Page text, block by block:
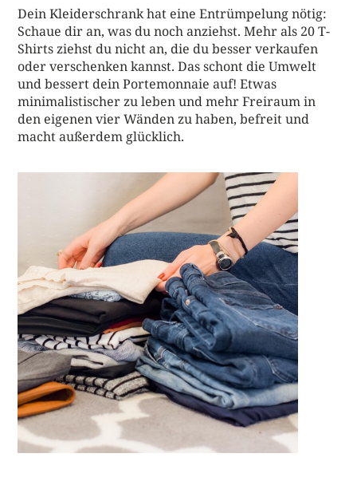
Dein Kleiderschrank hat eine Entrümpelung nötig:
Schaue dir an, was du noch anziehst. Mehr als 20 T-
Shirts ziehst du nicht an, die du besser verkaufen
oder verschenken kannst. Das schont die Umwelt
und bessert dein Portemonnaie auf! Etwas
minimalistischer zu leben und mehr Freiraum in
den eigenen vier Wänden zu haben, befreit und
macht außerdem glücklich.